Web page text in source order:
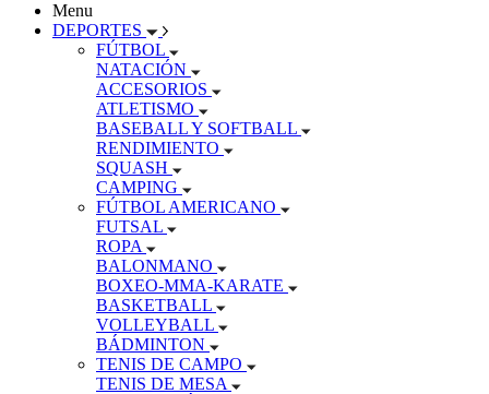
Menu
DEPORTES
FÚTBOL
NATACIÓN
ACCESORIOS
ATLETISMO
BASEBALL Y SOFTBALL
RENDIMIENTO
SQUASH
CAMPING
FÚTBOL AMERICANO
FUTSAL
ROPA
BALONMANO
BOXEO-MMA-KARATE
BASKETBALL
VOLLEYBALL
BÁDMINTON
TENIS DE CAMPO
TENIS DE MESA